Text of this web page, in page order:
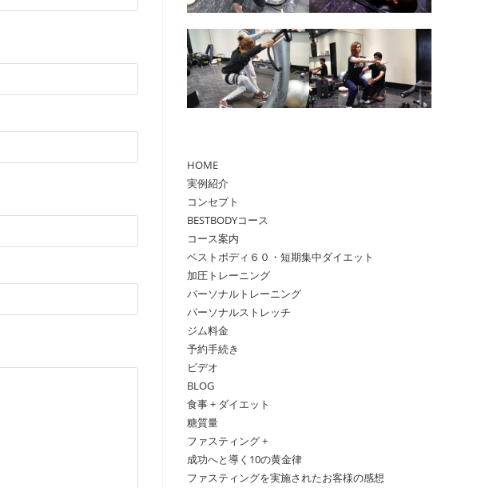
HOME
実例紹介
コンセプト
BESTBODYコース
コース案内
ベストボディ６０・短期集中ダイエット
加圧トレーニング
パーソナルトレーニング
パーソナルストレッチ
ジム料金
予約手続き
ビデオ
BLOG
食事 + ダイエット
糖質量
ファスティング +
成功へと導く10の黄金律
ファスティングを実施されたお客様の感想